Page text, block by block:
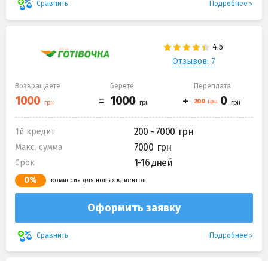
Сравнить Подробнее
Отзывов: 7
Возвращаете Берете Переплата
1й кредит 200 - 7000
Макс. сумма 7000
Срок 1-16 дней
0% комиссия для новых клиентов
Оформить заявку
Сравнить Подробнее